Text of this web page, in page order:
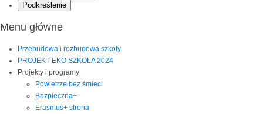
Podkreślenie
Menu główne
Przebudowa i rozbudowa szkoły
PROJEKT EKO SZKOŁA 2024
Projekty i programy
Powietrze bez śmieci
Bezpieczna+
Erasmus+ strona